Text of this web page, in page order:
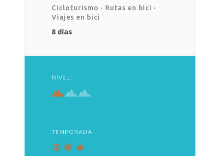
Cicloturismo · Rutas en bici ·
Viajes en bici
8 días
NIVEL:
TEMPORADA: